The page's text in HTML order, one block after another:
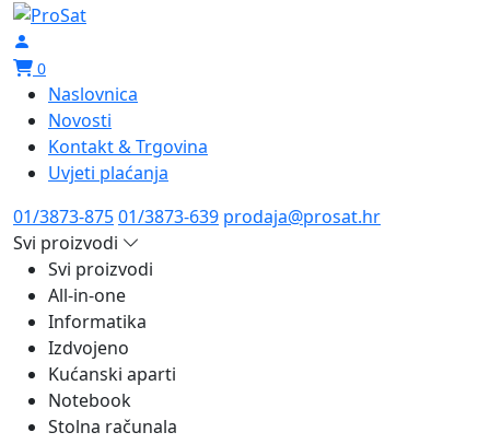
0
Naslovnica
Novosti
Kontakt & Trgovina
Uvjeti plaćanja
01/3873-87501/3873-639 prodaja@prosat.hr
Svi proizvodi
Svi proizvodi
All-in-one
Informatika
Izdvojeno
Kućanski aparti
Notebook
Stolna računala